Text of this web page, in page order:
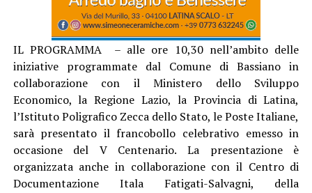
IL PROGRAMMA – alle ore 10,30 nell’ambito delle
iniziative programmate dal Comune di Bassiano in
collaborazione con il Ministero dello Sviluppo
Economico, la Regione Lazio, la Provincia di Latina,
l’Istituto Poligrafico Zecca dello Stato, le Poste Italiane,
sarà presentato il francobollo celebrativo emesso in
occasione del V Centenario. La presentazione è
organizzata anche in collaborazione con il Centro di
Documentazione Itala Fatigati-Salvagni, della